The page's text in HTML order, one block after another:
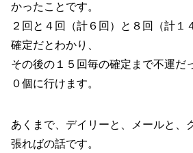
かったことです。
２回と４回（計６回）と８回（計１
確定だとわかり、
その後の１５回毎の確定まで不運だ
０個に行けます。
あくまで、デイリーと、メールと、
張ればの話です。